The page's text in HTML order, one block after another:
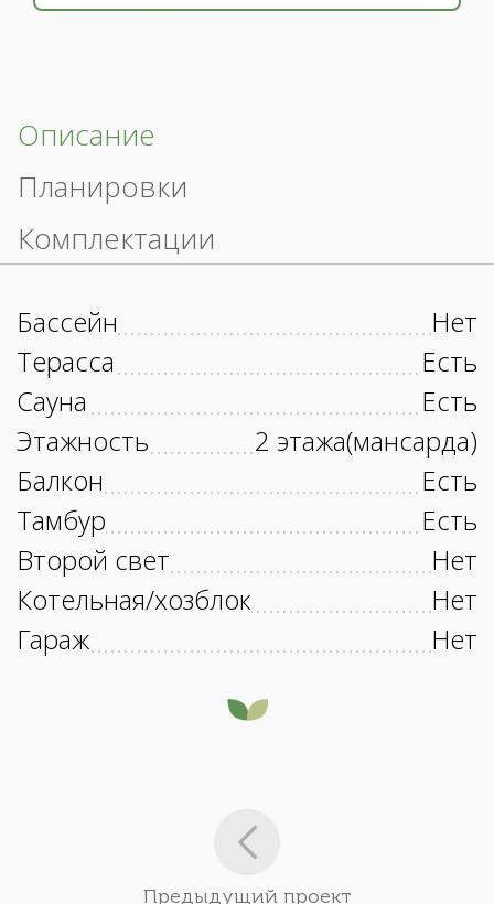
Описание
Планировки
Комплектации
Бассейн
Нет
Терасса
Есть
Сауна
Есть
Этажность
2 этажа(мансарда)
Балкон
Есть
Тамбур
Есть
Второй свет
Нет
Котельная/хозблок
Нет
Гараж
Нет
Предыдущий проект